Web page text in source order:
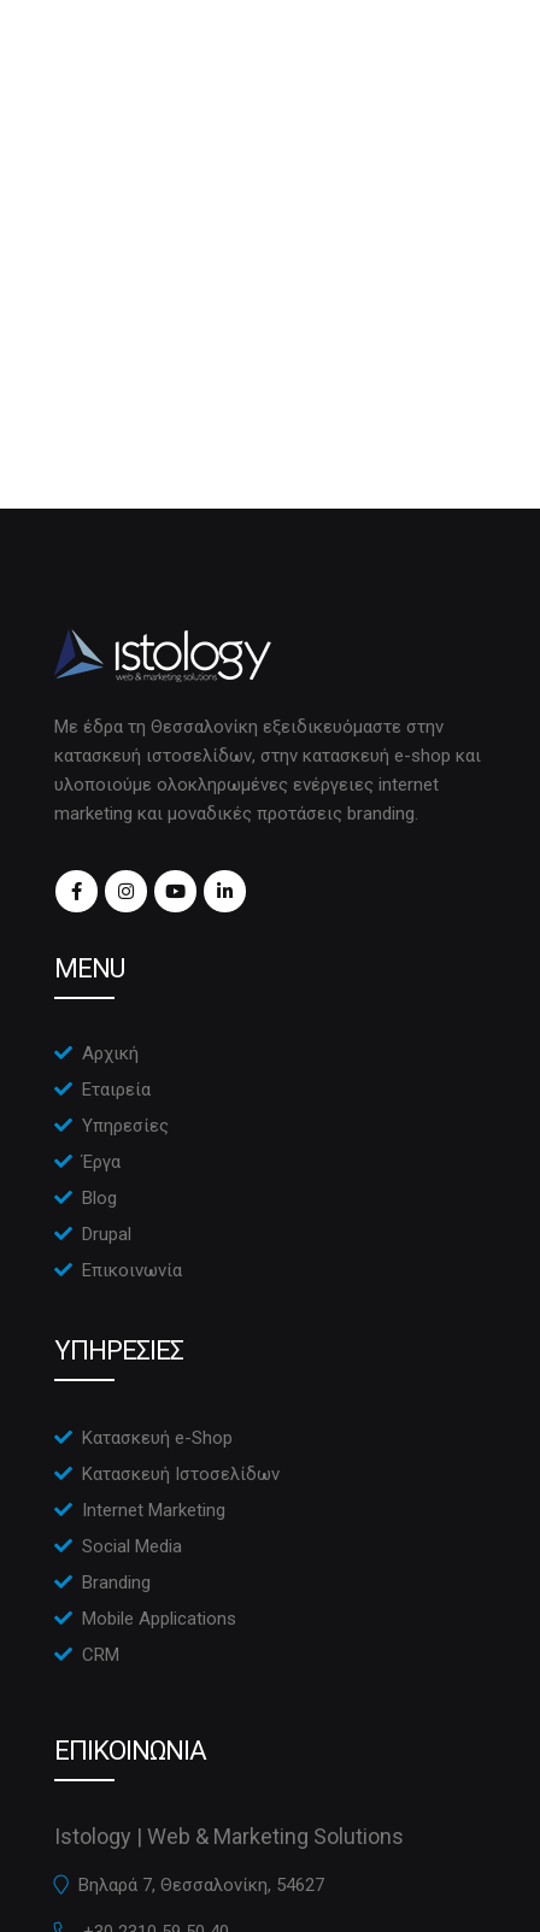
Με έδρα τη Θεσσαλονίκη εξειδικευόμαστε στην
κατασκευή ιστοσελίδων, στην κατασκευή e-shop και
υλοποιούμε ολοκληρωμένες ενέργειες internet
marketing και μοναδικές προτάσεις branding.
MENU
Αρχική
Εταιρεία
Υπηρεσίες
Έργα
Blog
Drupal
Επικοινωνία
ΥΠΗΡΕΣΙΕΣ
Κατασκευή e-Shop
Κατασκευή Ιστοσελίδων
Internet Marketing
Social Media
Branding
Mobile Applications
CRM
ΕΠΙΚΟΙΝΩΝΙΑ
Istology | Web & Marketing Solutions
Βηλαρά 7, Θεσσαλονίκη, 54627